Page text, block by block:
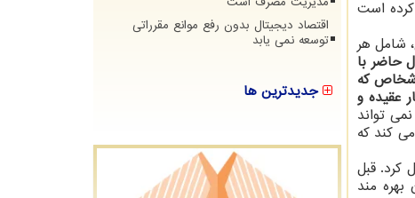
است
شامل هر
حاضر با
که
عقیده و
تواند
کند که
کرد. قبل
مند
اقتصاد دیجیتال بدون رفع موانع مقرراتی
توسعه نمی یابد
جدیدترین ها